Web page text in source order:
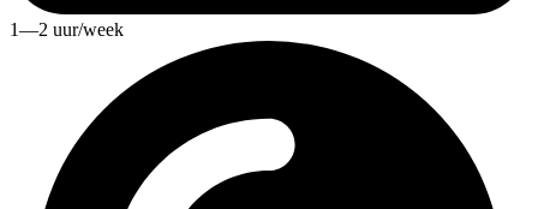
1—2 uur/week